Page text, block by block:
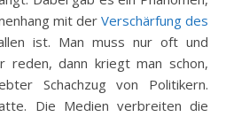
mit der Verschärfung des
ist. Man muss nur oft und
reden, dann kriegt man schon,
Schachzug von Politikern.
Die Medien verbreiten die